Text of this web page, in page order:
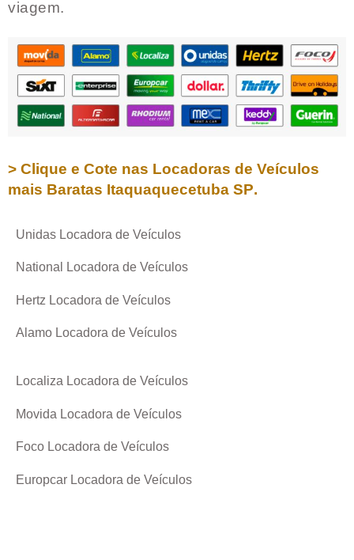
viagem.
> Clique e Cote nas Locadoras de Veículos
mais Baratas Itaquaquecetuba SP.
Unidas Locadora de Veículos
National Locadora de Veículos
Hertz Locadora de Veículos
Alamo Locadora de Veículos
Localiza Locadora de Veículos
Movida Locadora de Veículos
Foco Locadora de Veículos
Europcar Locadora de Veículos